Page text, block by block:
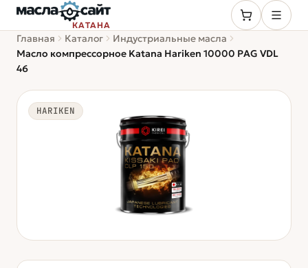
КАТАНА
Главная Каталог
Индустриальные масла
Масло компрессорное Katana Hariken 10000 PAG VDL
46
HARIKEN